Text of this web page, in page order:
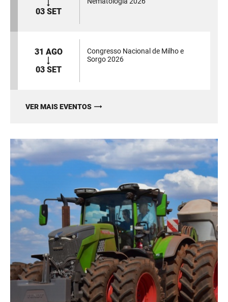
03 SET
31 AGO
03 SET
Congresso Nacional de Milho e
Sorgo 2026
VER MAIS EVENTOS